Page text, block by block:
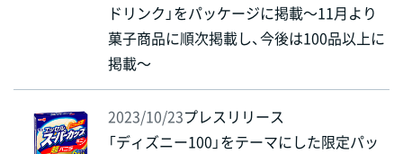
ドリンク」をパッケージに掲載～11月より
菓子商品に順次掲載し、今後は100品以上に
掲載～
2023/10/23プレスリリース
「ディズニー100」をテーマにした限定パッ